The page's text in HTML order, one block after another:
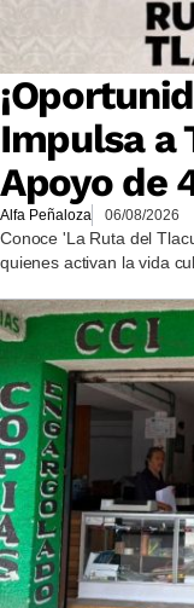
Impulsa a
Apoyo de
Alfa Peñaloza 06/08/2026
Conoce 'La Ruta del
quienes activan la vida